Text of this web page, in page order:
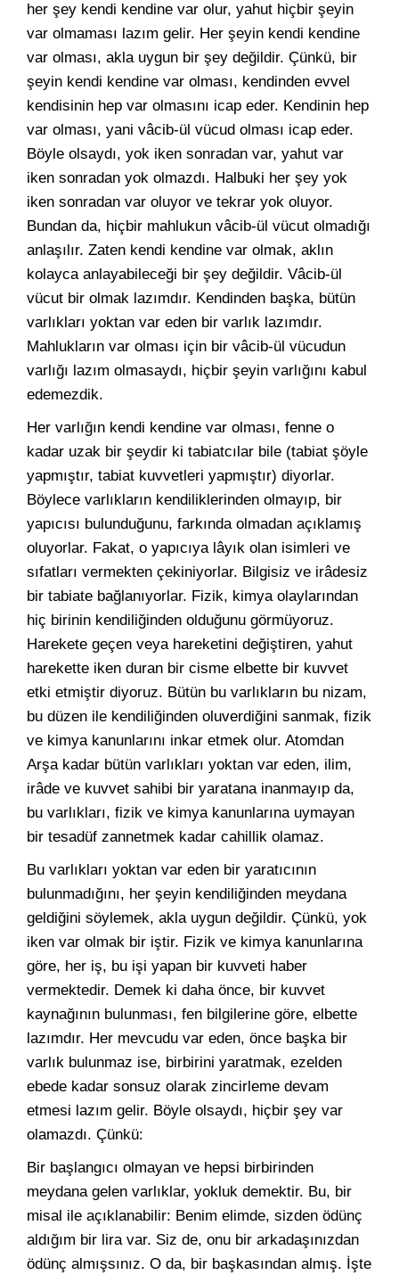
her şey kendi kendine var olur, yahut hiçbir şeyin
var olmaması lazım gelir. Her şeyin kendi kendine
var olması, akla uygun bir şey değildir. Çünkü, bir
şeyin kendi kendine var olması, kendinden evvel
kendisinin hep var olmasını icap eder. Kendinin hep
var olması, yani vâcib-ül vücud olması icap eder.
Böyle olsaydı, yok iken sonradan var, yahut var
iken sonradan yok olmazdı. Halbuki her şey yok
iken sonradan var oluyor ve tekrar yok oluyor.
Bundan da, hiçbir mahlukun vâcib-ül vücut olmadığı
anlaşılır. Zaten kendi kendine var olmak, aklın
kolayca anlayabileceği bir şey değildir. Vâcib-ül
vücut bir olmak lazımdır. Kendinden başka, bütün
varlıkları yoktan var eden bir varlık lazımdır.
Mahlukların var olması için bir vâcib-ül vücudun
varlığı lazım olmasaydı, hiçbir şeyin varlığını kabul
edemezdik.
Her varlığın kendi kendine var olması, fenne o
kadar uzak bir şeydir ki tabiatcılar bile (tabiat şöyle
yapmıştır, tabiat kuvvetleri yapmıştır) diyorlar.
Böylece varlıkların kendiliklerinden olmayıp, bir
yapıcısı bulunduğunu, farkında olmadan açıklamış
oluyorlar. Fakat, o yapıcıya lâyık olan isimleri ve
sıfatları vermekten çekiniyorlar. Bilgisiz ve irâdesiz
bir tabiate bağlanıyorlar. Fizik, kimya olaylarından
hiç birinin kendiliğinden olduğunu görmüyoruz.
Harekete geçen veya hareketini değiştiren, yahut
harekette iken duran bir cisme elbette bir kuvvet
etki etmiştir diyoruz. Bütün bu varlıkların bu nizam,
bu düzen ile kendiliğinden oluverdiğini sanmak, fizik
ve kimya kanunlarını inkar etmek olur. Atomdan
Arşa kadar bütün varlıkları yoktan var eden, ilim,
irâde ve kuvvet sahibi bir yaratana inanmayıp da,
bu varlıkları, fizik ve kimya kanunlarına uymayan
bir tesadüf zannetmek kadar cahillik olamaz.
Bu varlıkları yoktan var eden bir yaratıcının
bulunmadığını, her şeyin kendiliğinden meydana
geldiğini söylemek, akla uygun değildir. Çünkü, yok
iken var olmak bir iştir. Fizik ve kimya kanunlarına
göre, her iş, bu işi yapan bir kuvveti haber
vermektedir. Demek ki daha önce, bir kuvvet
kaynağının bulunması, fen bilgilerine göre, elbette
lazımdır. Her mevcudu var eden, önce başka bir
varlık bulunmaz ise, birbirini yaratmak, ezelden
ebede kadar sonsuz olarak zincirleme devam
etmesi lazım gelir. Böyle olsaydı, hiçbir şey var
olamazdı. Çünkü:
Bir başlangıcı olmayan ve hepsi birbirinden
meydana gelen varlıklar, yokluk demektir. Bu, bir
misal ile açıklanabilir: Benim elimde, sizden ödünç
aldığım bir lira var. Siz de, onu bir arkadaşınızdan
ödünç almışsınız. O da, bir başkasından almış. İşte